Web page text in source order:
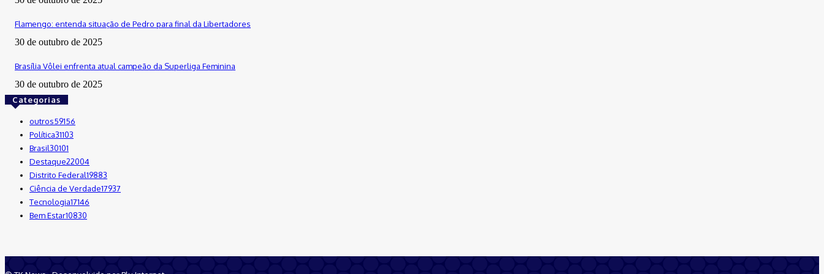
Flamengo: entenda situação de Pedro para final da Libertadores
30 de outubro de 2025
Brasília Vôlei enfrenta atual campeão da Superliga Feminina
30 de outubro de 2025
Categorias
outros59156
Política31103
Brasil30101
Destaque22004
Distrito Federal19883
Ciência de Verdade17937
Tecnologia17146
Bem Estar10830